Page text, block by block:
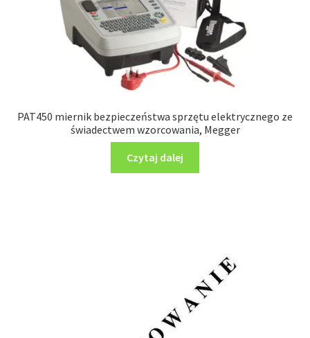
PAT450 miernik bezpieczeństwa sprzętu elektrycznego ze
świadectwem wzorcowania, Megger
Czytaj dalej